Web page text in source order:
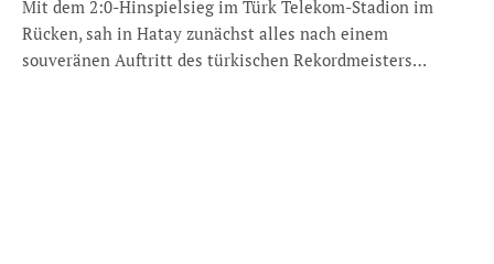
Mit dem 2:0-Hinspielsieg im Türk Telekom-Stadion im
Rücken, sah in Hatay zunächst alles nach einem
souveränen Auftritt des türkischen Rekordmeisters…